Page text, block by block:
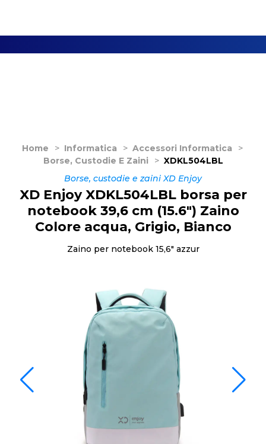
Home > Informatica > Accessori Informatica
>
Borse, Custodie E Zaini
> XDKL504LBL
Borse, custodie e zaini XD Enjoy
XD Enjoy XDKL504LBL borsa per
notebook 39,6 cm (15.6") Zaino
Colore acqua, Grigio, Bianco
Zaino per notebook 15,6" azzur